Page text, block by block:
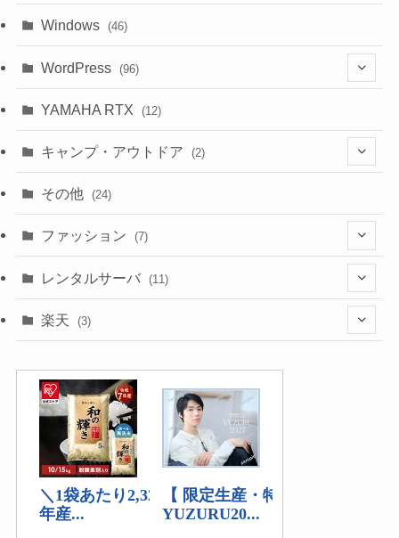
Windows (46)
WordPress (96)
(10)
YAMAHA RTX (12)
キャンプ・アウトドア (2)
(1)
(1)
その他 (24)
ファッション (7)
(3)
レンタルサーバ (11)
(6)
(5)
(2)
楽天 (3)
(2)